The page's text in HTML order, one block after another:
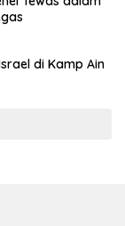
di Kamp Ain